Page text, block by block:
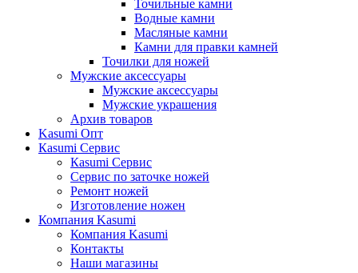
Точильные камни
Водные камни
Масляные камни
Камни для правки камней
Точилки для ножей
Мужские аксессуары
Мужские аксессуары
Мужские украшения
Архив товаров
Kasumi Опт
Кasumi Сервис
Кasumi Сервис
Сервис по заточке ножей
Ремонт ножей
Изготовление ножен
Компания Kasumi
Компания Kasumi
Контакты
Наши магазины